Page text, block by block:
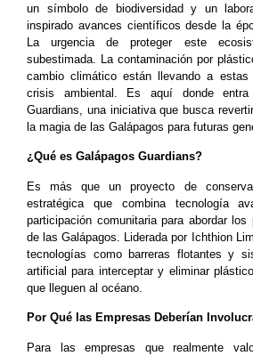
un símbolo de biodiversidad y un
inspirado avances científicos desde la
La urgencia de proteger este
subestimada. La contaminación por
cambio climático están llevando a
crisis ambiental. Es aquí donde entra
Guardians, una iniciativa que busca
la magia de las Galápagos para futuras
¿Qué es Galápagos Guardians?
Es más que un proyecto de
estratégica que combina tecnología
participación comunitaria para abordar los
de las Galápagos. Liderada por Ichthion
tecnologías como barreras flotantes y
artificial para interceptar y eliminar
que lleguen al océano.
Por Qué las Empresas Deberían
Para las empresas que realmente